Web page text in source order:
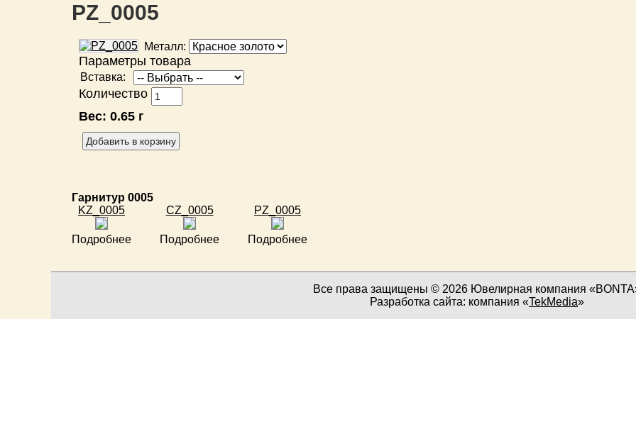
PZ_0005
Металл:
Параметры товара
Вставка:
Количество
Вес: 0.65 г
Гарнитур 0005
KZ_0005
Подробнее
CZ_0005
Подробнее
PZ_0005
Подробнее
Все права защищены © 2026 Ювелирная компания
Разработка сайта: компания «TekMedia»